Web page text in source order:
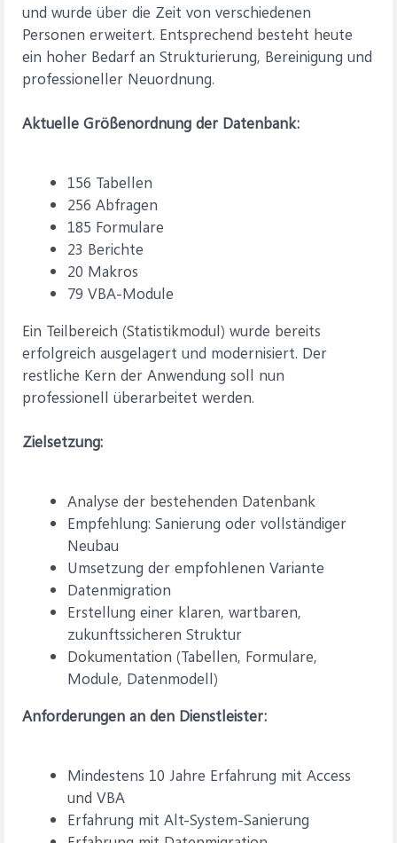
und wurde über die Zeit von verschiedenen
Personen erweitert. Entsprechend besteht heute
ein hoher Bedarf an Strukturierung, Bereinigung und
professioneller Neuordnung.
Aktuelle Größenordnung der Datenbank:
156 Tabellen
256 Abfragen
185 Formulare
23 Berichte
20 Makros
79 VBA‑Module
Ein Teilbereich (Statistikmodul) wurde bereits
erfolgreich ausgelagert und modernisiert. Der
restliche Kern der Anwendung soll nun
professionell überarbeitet werden.
Zielsetzung:
Analyse der bestehenden Datenbank
Empfehlung: Sanierung oder vollständiger
Neubau
Umsetzung der empfohlenen Variante
Datenmigration
Erstellung einer klaren, wartbaren,
zukunftssicheren Struktur
Dokumentation (Tabellen, Formulare,
Module, Datenmodell)
Anforderungen an den Dienstleister:
Mindestens 10 Jahre Erfahrung mit Access
und VBA
Erfahrung mit Alt‑System‑Sanierung